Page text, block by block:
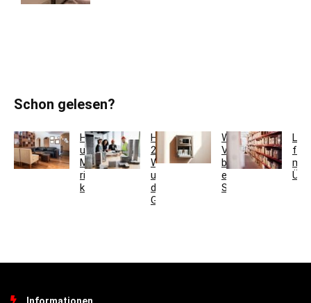
Schon gelesen?
Holzfarben
und
Möbel
richtig
kombinieren
Hausmeisterservice
2.0:
Werkzeugkoffer
und
digitales
Gebäudemanagement
Welche
Vorteile
bietet
ein
Schlüsseltresor?
für